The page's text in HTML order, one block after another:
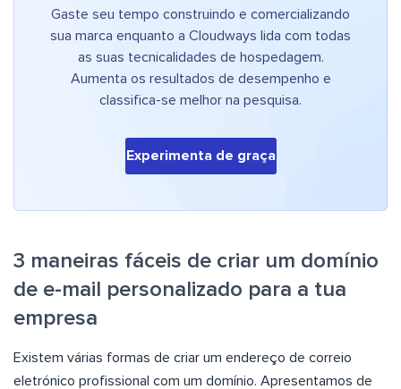
Gaste seu tempo construindo e comercializando
sua marca enquanto a Cloudways lida com todas
as suas tecnicalidades de hospedagem.
Aumenta os resultados de desempenho e
classifica-se melhor na pesquisa.
Experimenta de graça
3 maneiras fáceis de criar um domínio
de e-mail personalizado para a tua
empresa
Existem várias formas de criar um endereço de correio
eletrónico profissional com um domínio. Apresentamos de